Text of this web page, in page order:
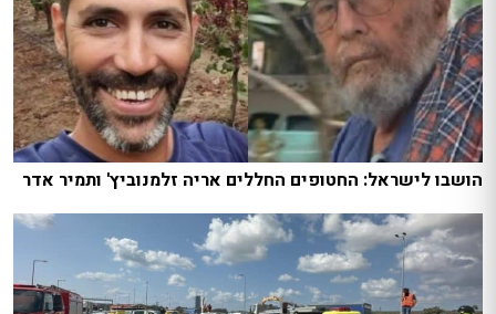
הושבו לישראל: החטופים החללים אריה זלמנוביץ' ותמיר אדר